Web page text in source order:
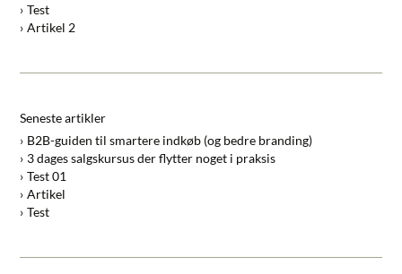
Test
Artikel 2
Seneste artikler
B2B-guiden til smartere indkøb (og bedre branding)
3 dages salgskursus der flytter noget i praksis
Test 01
Artikel
Test